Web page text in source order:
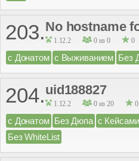
203.No hostname
1.12.2 0 из 0 0
с Донатом с Выживанием Без
204.uid188827
1.12.2 0 из 20 0
с Донатом Без Дюпа с Кейсами
Без WhiteList